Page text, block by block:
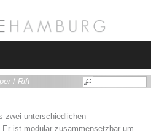
/ Rift
zwei unterschiedlichen
ist modular zusammensetzbar um